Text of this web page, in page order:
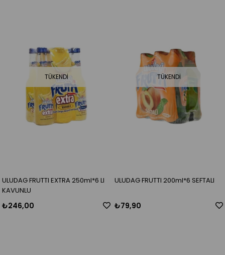
TÜKENDI
ULUDAG FRUTTI EXTRA 250ml*6 LI
KAVUNLU
₺246,00
TÜKENDI
ULUDAG FRUTTI 200ml*6 SEFTALI
₺79,90